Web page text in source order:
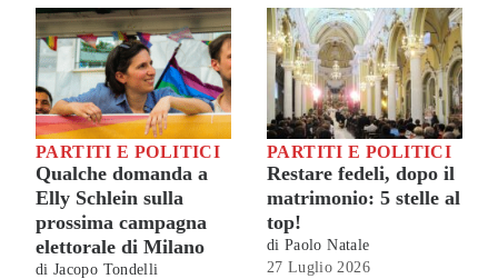
PARTITI E POLITICI
Qualche domanda a
Elly Schlein sulla
prossima campagna
elettorale di Milano
di Jacopo Tondelli
PARTITI E POLITICI
Restare fedeli, dopo il
matrimonio: 5 stelle al
top!
di Paolo Natale
27 Luglio 2026